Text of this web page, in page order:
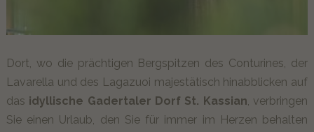
Dort, wo die prächtigen Bergspitzen des Conturines, der
Lavarella und des Lagazuoi majestätisch hinabblicken auf
das idyllische Gadertaler Dorf St. Kassian, verbringen
Sie einen Urlaub, den Sie für immer im Herzen behalten